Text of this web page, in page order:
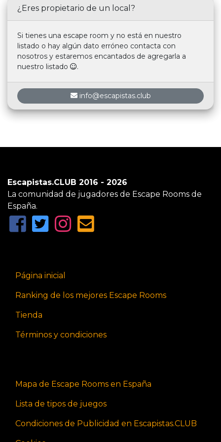
¿Eres propietario de un local?
Si tienes una escape room y no está en nuestro
listado o hay algún dato erróneo contacta con
nosotros y estaremos encantados de agregarla a
nuestro listado
.
info@escapistas.club
Escapistas.CLUB 2016 - 2026
La comunidad de jugadores de Escape Rooms de
España.
Página inicial
Ranking de los mejores Escape Rooms
Tienda
Términos y condiciones
Mapa de Escape Rooms en España
Lista de tipos de juegos
Condiciones de Publicidad en Escapistas.CLUB